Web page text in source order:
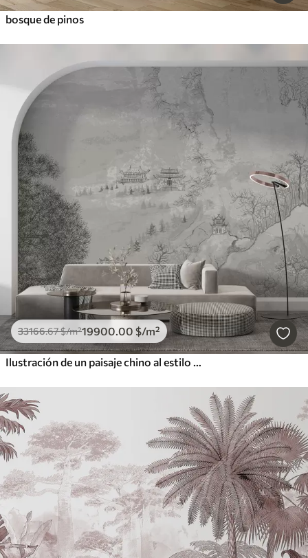
bosque de pinos
33166.67$/m²19900.00 $/m²
Ilustración de un paisaje chino al estilo de la pintura china antigua